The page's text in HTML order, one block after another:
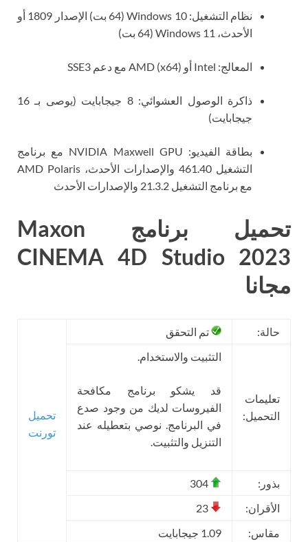
نظام التشغيل: Windows 10 (64 بت) الإصدار 1809 أو
الأحدث، Windows 11 (64 بت)
المعالج: Intel أو AMD (x64) مع دعم SSE3
ذاكرة الوصول العشوائي: 8 جيجابايت (يوصى بـ 16
جيجابايت)
بطاقة الفيديو: NVIDIA Maxwell GPU مع برنامج
التشغيل 461.40 والإصدارات الأحدث، AMD Polaris
مع برنامج التشغيل 21.3.2 والإصدارات الأحدث
تحميل برنامج Maxon
CINEMA 4D Studio 2023
مجانا
حالة: تم التحقق
تحميل
تورنت
تعليمات
التحميل:
التثبيت والاستخدام.
قد يشكو برنامج مكافحة
الفيروسات لديك من وجود صدع
في البرنامج. نوصي بتعطيله عند
التنزيل والتثبيت.
بذور:
الأقران:
مقاس:
1.09 جيجابايت